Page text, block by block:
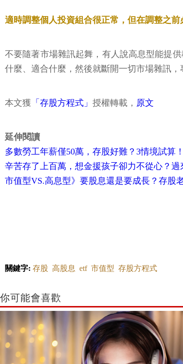
適時調整個人投資組合很正常，但在調整之
不要隨著市場雜訊起舞，有人說高息型能提
什麼、適合什麼，然後就斷開一切市場雜訊，
本文獲 「存股方程式」 授權轉載， 原文
延伸閱讀
多數勞工年薪僅50萬，存股好難？3情境試算
辛苦存了上百萬，想金援孩子卻力不從心？
市值型VS.高息型》要股息還是要成長？存股
關鍵字: 存股 高股息 etf 市值型 存股方程式
你可能會喜歡